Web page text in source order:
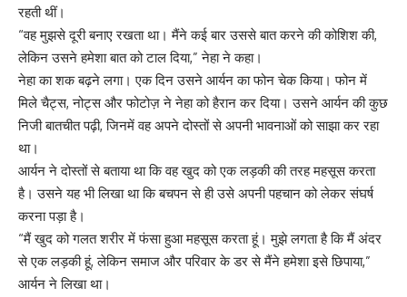
रहती थीं।
“वह मुझसे दूरी बनाए रखता था। मैंने कई बार उससे बात करने की कोशिश की,
लेकिन उसने हमेशा बात को टाल दिया,” नेहा ने कहा।
नेहा का शक बढ़ने लगा। एक दिन उसने आर्यन का फोन चेक किया। फोन में
मिले चैट्स, नोट्स और फोटोज़ ने नेहा को हैरान कर दिया। उसने आर्यन की कुछ
निजी बातचीत पढ़ी, जिनमें वह अपने दोस्तों से अपनी भावनाओं को साझा कर रहा
था।
आर्यन ने दोस्तों से बताया था कि वह खुद को एक लड़की की तरह महसूस करता
है। उसने यह भी लिखा था कि बचपन से ही उसे अपनी पहचान को लेकर संघर्ष
करना पड़ा है।
“मैं खुद को गलत शरीर में फंसा हुआ महसूस करता हूं। मुझे लगता है कि मैं अंदर
से एक लड़की हूं, लेकिन समाज और परिवार के डर से मैंने हमेशा इसे छिपाया,”
आर्यन ने लिखा था।